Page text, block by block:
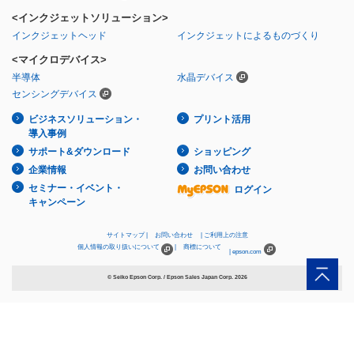
<インクジェットソリューション>
インクジェットヘッド インクジェットによるものづくり
<マイクロデバイス>
半導体
水晶デバイス
センシングデバイス
ビジネスソリューション・
導入事例
プリント活用
サポート&ダウンロード
ショッピング
企業情報
お問い合わせ
セミナー・イベント・
キャンペーン
ログイン
サイトマップ お問い合わせ
ご利用上の注意
個人情報の取り扱いについて
商標について
epson.com
© Seiko Epson Corp. / Epson Sales Japan Corp. 2026